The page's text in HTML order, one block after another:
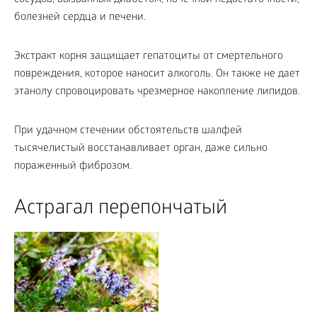
болезней сердца и печени.
Экстракт корня защищает гепатоциты от смертельного
повреждения, которое наносит алкоголь. Он также не дает
этанолу спровоцировать чрезмерное накопление липидов.
При удачном стечении обстоятельств шалфей
тысячелистый восстанавливает орган, даже сильно
пораженный фиброзом.
Астрагал перепончатый